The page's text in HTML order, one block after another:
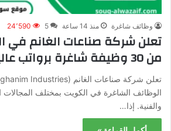
وظائف شاغرة منذ 14 ساعة 5 24٬590
تعلن شركة صناعات الغانم في
من 30 وظيفة شاغرة برواتب عالية
الوظائف الشاغرة في الكويت بمختلف المجالات
والفنية. إذا…